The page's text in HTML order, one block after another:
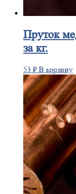
Пруток
за кг.
53 ₽ В корзину